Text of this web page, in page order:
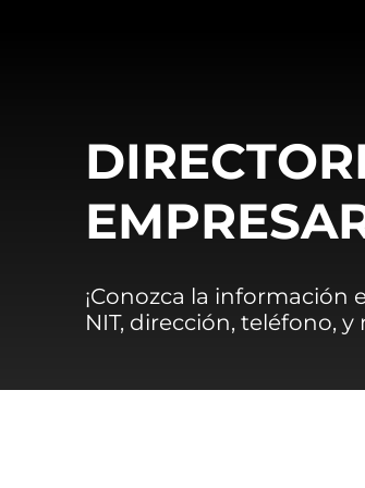
¡Conozca la información
NIT, dirección, teléfono,